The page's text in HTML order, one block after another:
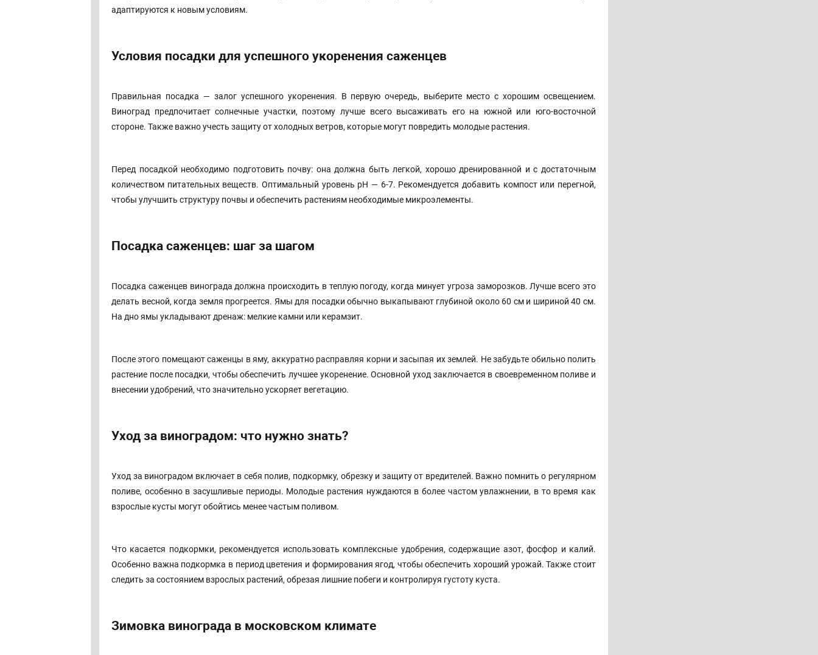
адаптируются к новым условиям.
Условия посадки для успешного укоренения саженцев
Правильная посадка — залог успешного укоренения. В первую очередь, выберите место с хорошим освещением.
Виноград предпочитает солнечные участки, поэтому лучше всего высаживать его на южной или юго-восточной
стороне. Также важно учесть защиту от холодных ветров, которые могут повредить молодые растения.
Перед посадкой необходимо подготовить почву: она должна быть легкой, хорошо дренированной и с достаточным
количеством питательных веществ. Оптимальный уровень pH — 6-7. Рекомендуется добавить компост или перегной,
чтобы улучшить структуру почвы и обеспечить растениям необходимые микроэлементы.
Посадка саженцев: шаг за шагом
Посадка саженцев винограда должна происходить в теплую погоду, когда минует угроза заморозков. Лучше всего это
делать весной, когда земля прогреется. Ямы для посадки обычно выкапывают глубиной около 60 см и шириной 40 см.
На дно ямы укладывают дренаж: мелкие камни или керамзит.
После этого помещают саженцы в яму, аккуратно расправляя корни и засыпая их землей. Не забудьте обильно полить
растение после посадки, чтобы обеспечить лучшее укоренение. Основной уход заключается в своевременном поливе и
внесении удобрений, что значительно ускоряет вегетацию.
Уход за виноградом: что нужно знать?
Уход за виноградом включает в себя полив, подкормку, обрезку и защиту от вредителей. Важно помнить о регулярном
поливе, особенно в засушливые периоды. Молодые растения нуждаются в более частом увлажнении, в то время как
взрослые кусты могут обойтись менее частым поливом.
Что касается подкормки, рекомендуется использовать комплексные удобрения, содержащие азот, фосфор и калий.
Особенно важна подкормка в период цветения и формирования ягод, чтобы обеспечить хороший урожай. Также стоит
следить за состоянием взрослых растений, обрезая лишние побеги и контролируя густоту куста.
Зимовка винограда в московском климате